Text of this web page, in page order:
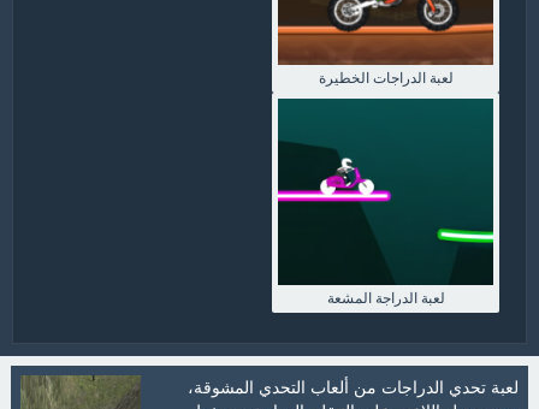
لعبة الدراجات الخطيرة
لعبة الدراجة المشعة
لعبة تحدي الدراجات من ألعاب التحدي المشوقة،